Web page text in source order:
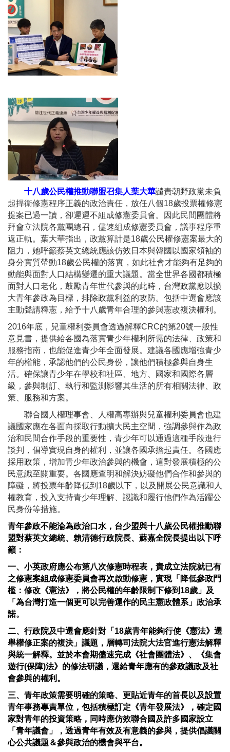
十八歲公民權推動聯盟召集人葉大華譴責朝野政黨未負
起捍衛修憲程序正義的政治責任，放任八個18歲投票權修憲
提案已過一讀，卻遲遲不組成修憲委員會。因此民間團體將
拜會立法院各黨團總召，儘速組成修憲委員會，議事程序重
返正軌。葉大華指出，政黨算計是18歲公民權修憲案最大的
阻力，她呼籲蔡英文總統應該仿效日本與韓國以國家領袖的
身分實質帶動18歲公民權的落實，如此社會才能夠有足夠的
動能與面對人口結構變遷的重大議題。當全世界各國都積極
面對人口老化，鼓勵青年世代參與的此時，台灣政黨應以擴
大青年參政為目標，排除政黨利益的攻防。包括中選會應該
主動聲請釋憲，給予十八歲青年合理的參與憲改複決權利。
2016年底，兒童權利委員會透過解釋CRC的第20號一般性
意見書，提供給各國為落實青少年權利所需的法律、政策和
服務指南，也能促進青少年全面發展。建議各國應增強青少
年的權能，承認他們的公民身份，讓他們積極參與自身生
活。確保讓青少年在學校和社區、地方、國家和國際各層
級，參與制訂、執行和監測影響其生活的所有相關法律、政
策、服務和方案。
聯合國人權理事會、人權高專辦與兒童權利委員會也建
議國家應在各面向採取行動擴大民主空間，強調參與作為政
治和民間合作手段的重要性，青少年可以通過這種手段進行
談判，倡導實現自身的權利，並讓各國承擔起責任。各國應
採用政策，增加青少年政治參與的機會，這對發展積極的公
民意識至關重要。各國應查明和解決妨礙他們合作和參與的
障礙，將投票年齡降低到18歲以下，以及開展公民意識和人
權教育，投入支持青少年理解、認識和履行他們作為活躍公
民身份等措施。
青年參政不能淪為政治口水，台少盟與十八歲公民權推動聯
盟對蔡英文總統、賴清德行政院長、蘇嘉全院長提出以下呼
籲：
一、小英政府應公布第八次修憲時程表，責成立法院就已有
之修憲案組成修憲委員會再次啟動修憲，實現「降低參政門
檻：修改《憲法》，將公民權的年齡限制下修到18歲」及
「為台灣打造一個更可以完善運作的民主憲政體系」政治承
諾。
二、行政院及中選會應針對「18歲青年能夠行使《憲法》選
舉權修正案的複決」議題，層轉司法院大法官進行憲法解釋
與統一解釋。並於本會期儘速完成《社會團體法》、《集會
遊行(保障)法》的修法研議，還給青年應有的參政議政及社
會參與的權利。
三、青年政策需要明確的策略、更貼近青年的首長以及設置
青年事務專責單位，包括積極訂定《青年發展法》，確定國
家對青年的投資策略，同時應仿效聯合國及許多國家設立
「青年議會」，透過青年有效及有意義的參與，提供倡議關
心公共議題＆參與政治的機會與平台。